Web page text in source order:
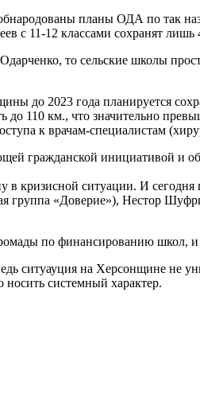
планы ОДА по так
с 11-12 классами сохранят лишь
то сельские школы
до 2023 года планируется
110 км., что значительно
к врачам-специалистам
гражданской инициативой и
кризисной ситуации. И
группа «Доверие»), Нестор
по финансированию школ,
ситуауция на Херсонщине не
системный характер.